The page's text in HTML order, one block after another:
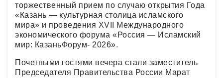
торжественный прием по случаю открытия Года
«Казань — культурная столица исламского
мира» и проведения XVII Международного
экономического форума «Россия — Исламский
мир: КазаньФорум- 2026».
Почетными гостями вечера стали заместитель
Председателя Правительства России Марат